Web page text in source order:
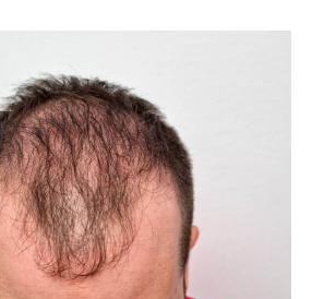
metódou na
vlasov
SHE!
vám prináša to najlepšie z oblasti
bezpečné, pokročilé a overené.